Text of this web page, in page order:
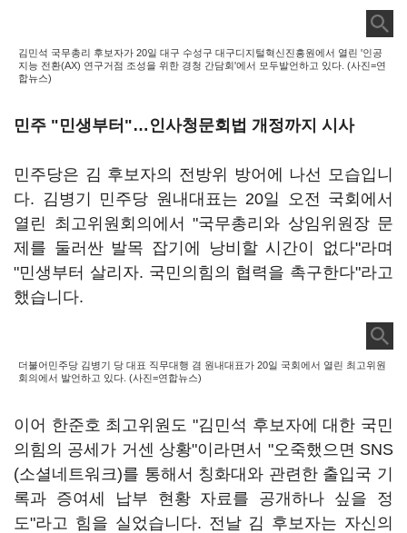
김민석 국무총리 후보자가 20일 대구 수성구 대구디지털혁신진흥원에서 열린 '인공
지능 전환(AX) 연구거점 조성을 위한 경청 간담회'에서 모두발언하고 있다. (사진=연
합뉴스)
민주 "민생부터"…인사청문회법 개정까지 시사
민주당은 김 후보자의 전방위 방어에 나선 모습입니
다. 김병기 민주당 원내대표는 20일 오전 국회에서
열린 최고위원회의에서 "국무총리와 상임위원장 문
제를 둘러싼 발목 잡기에 낭비할 시간이 없다"라며
"민생부터 살리자. 국민의힘의 협력을 촉구한다"라고
했습니다.
더불어민주당 김병기 당 대표 직무대행 겸 원내대표가 20일 국회에서 열린 최고위원
회의에서 발언하고 있다. (사진=연합뉴스)
이어 한준호 최고위원도 "김민석 후보자에 대한 국민
의힘의 공세가 거센 상황"이라면서 "오죽했으면 SNS
(소셜네트워크)를 통해서 칭화대와 관련한 출입국 기
록과 증여세 납부 현황 자료를 공개하나 싶을 정
도"라고 힘을 실었습니다. 전날 김 후보자는 자신의